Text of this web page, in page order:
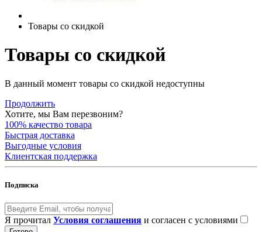
Товары со скидкой
Товары со скидкой
В данный момент товары со скидкой недоступны
Продолжить
Хотите, мы Вам перезвоним?
100% качество товара
Быстрая доставка
Выгодные условия
Клиентская поддержка
Подписка
Я прочитал Условия соглашения и согласен с условиями